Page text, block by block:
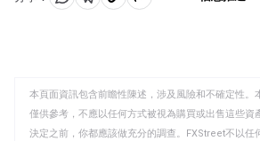
分 分 複
板
本頁面資訊包含前瞻性陳述，涉及風險和不確定性。
僅供參考，不應以任何方式被視為購買或出售這些資
決定之前，你都應該做充分的調查。FXStreet不以任